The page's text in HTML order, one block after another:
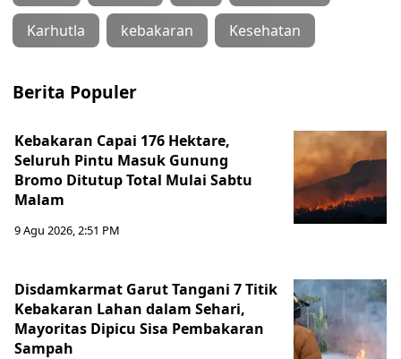
Karhutla kebakaran Kesehatan
Berita Populer
Kebakaran Capai 176 Hektare,
Seluruh Pintu Masuk Gunung
Bromo Ditutup Total Mulai Sabtu
Malam
9 Agu 2026, 2:51 PM
Disdamkarmat Garut Tangani 7 Titik
Kebakaran Lahan dalam Sehari,
Mayoritas Dipicu Sisa Pembakaran
Sampah